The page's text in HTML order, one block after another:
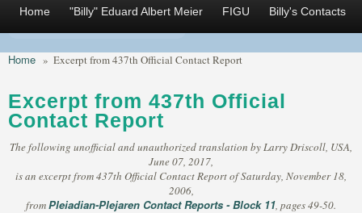
Home "Billy" Eduard Albert Meier FIGU Billy's Contacts
Home » Excerpt from 437th Official Contact Report
Excerpt from 437th Official
Contact Report
The following unofficial and unauthorized translation by Larry Driscoll, USA,
June 07, 2017,
is an excerpt from 437th Official Contact Report of Saturday, November 18,
2006,
fromPleiadian-Plejaren Contact Reports - Block 11, pages 49-50.